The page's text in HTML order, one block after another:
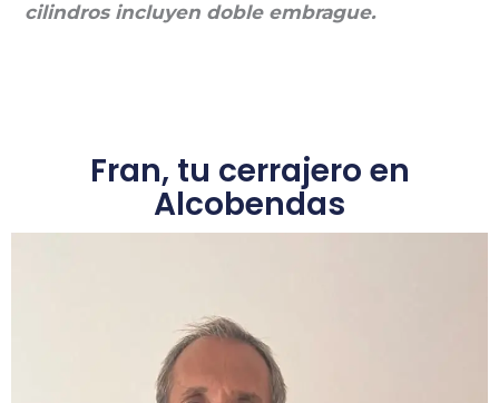
cilindros incluyen doble embrague.
Fran, tu cerrajero en
Alcobendas